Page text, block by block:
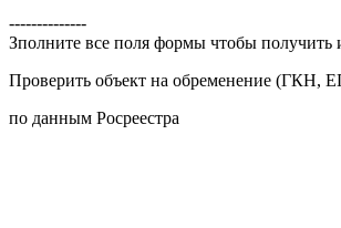
--------------
Зполните все поля формы чтобы
Проверить объект на обременение (ГКН,
по данным Росреестра